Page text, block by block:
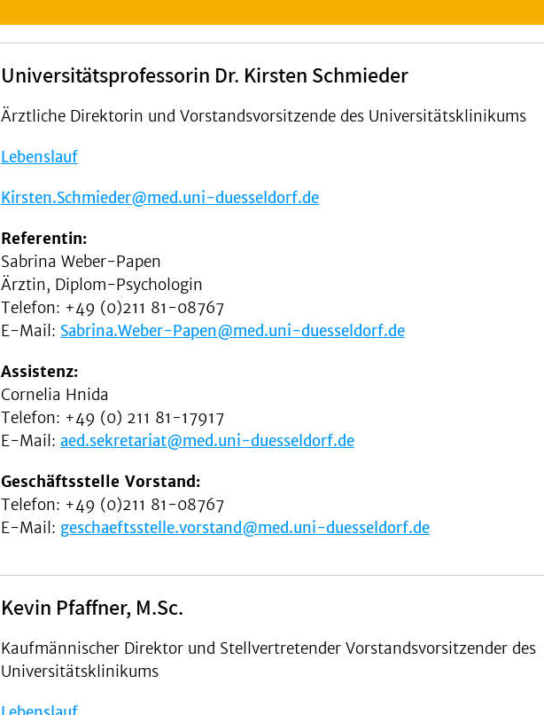
Universitätsprofessorin Dr. Kirsten Schmieder
Ärztliche Direktorin und Vorstandsvorsitzende des Universitätsklinikums
Lebenslauf
Kirsten.Schmieder@med.uni-duesseldorf.de
Referentin:
Sabrina Weber-Papen
Ärztin, Diplom-Psychologin
Telefon: +49 (0)211 81-08767
E-Mail: Sabrina.Weber-Papen@med.uni-duesseldorf.de
Assistenz:
Cornelia Hnida
Telefon: +49 (0) 211 81-17917
E-Mail: aed.sekretariat@med.uni-duesseldorf.de
Geschäftsstelle Vorstand:
Telefon: +49 (0)211 81-08767
E-Mail: geschaeftsstelle.vorstand@med.uni-duesseldorf.de
Kevin Pfaffner, M.Sc.
Kaufmännischer Direktor und Stellvertretender Vorstandsvorsitzender des
Universitätsklinikums